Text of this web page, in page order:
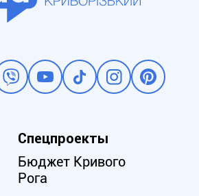
Спецпроекты
Бюджет Кривого
Рога